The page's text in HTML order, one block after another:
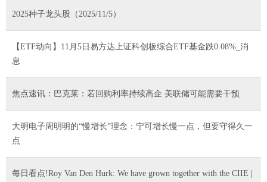
2025种子龙头股（2025/11/5）
【ETF动向】11月5日易方达上证科创板综合ETF基金跌0.08%_消
息
焦点速讯：巴克莱：若回购利率持续高企 美联储可能需要干预
大明电子周明明的“慢增长”理念：宁可增长慢一点，但要守得久一
点
每日看点!Roy Van Den Hurk: We have grown together with the CIIE |